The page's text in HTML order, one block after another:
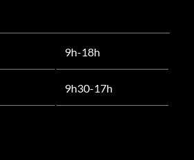
9h-18h
9h30-17h